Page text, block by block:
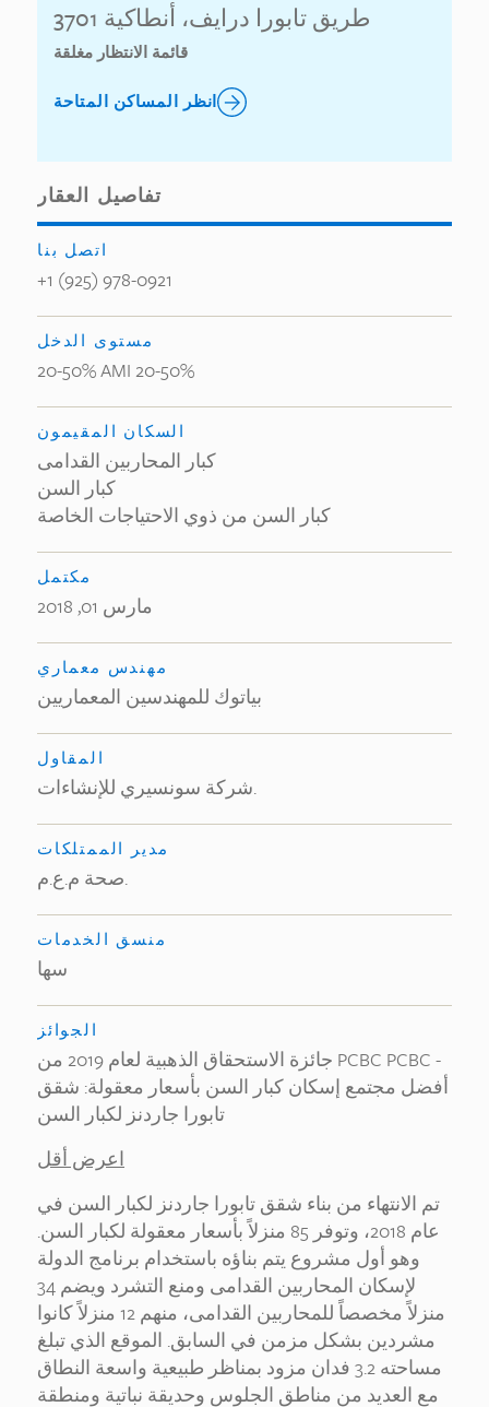
3701 طريق تابورا درايف، أنطاكية
قائمة الانتظار مغلقة
انظر المساكن المتاحة
تفاصيل العقار
اتصل بنا
+1 (925) 978-0921
مستوى الدخل
20-50% AMI 20-50%
السكان المقيمون
كبار المحاربين القدامى
كبار السن
كبار السن من ذوي الاحتياجات الخاصة
مكتمل
مارس 01, 2018
مهندس معماري
بياتوك للمهندسين المعماريين
المقاول
شركة سونسيري للإنشاءات.
مدير الممتلكات
صحة م.ع.م.
منسق الخدمات
سها
الجوائز
جائزة الاستحقاق الذهبية لعام 2019 من PCBC PCBC -
أفضل مجتمع إسكان كبار السن بأسعار معقولة: شقق
تابورا جاردنز لكبار السن
اعرض أقل
تم الانتهاء من بناء شقق تابورا جاردنز لكبار السن في
عام 2018، وتوفر 85 منزلاً بأسعار معقولة لكبار السن.
وهو أول مشروع يتم بناؤه باستخدام برنامج الدولة
لإسكان المحاربين القدامى ومنع التشرد ويضم 34
منزلاً مخصصاً للمحاربين القدامى، منهم 12 منزلاً كانوا
مشردين بشكل مزمن في السابق. الموقع الذي تبلغ
مساحته 3.2 فدان مزود بمناظر طبيعية واسعة النطاق
مع العديد من مناطق الجلوس وحديقة نباتية ومنطقة